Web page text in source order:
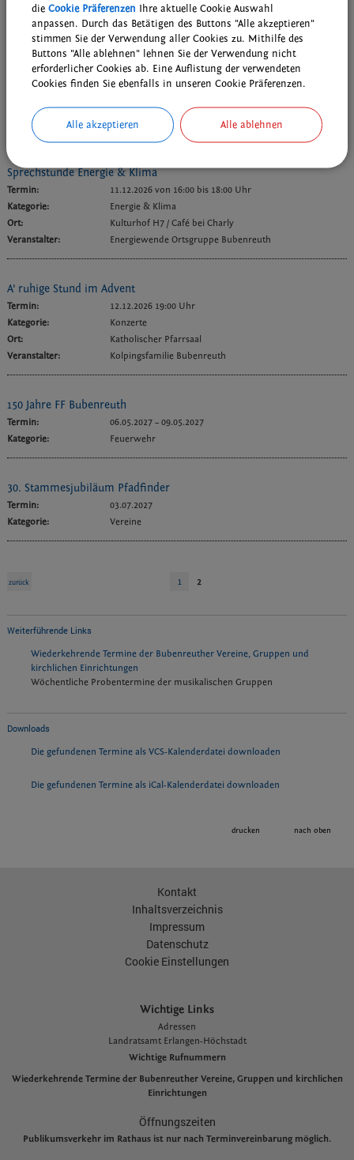
Veranstalter:
Musikverein Bubenreuth
Adventskonzert
Termin:
06.12.2026 17:00 Uhr
Kategorie:
Konzerte
Katholische Pfarrkirche Maria Heimsuchung
Veranstalter:
Egerländer Heimatchor
Sprechstunde Energie & Klima
Termin: 11.12.2026 von 16:00 bis 18:00 Uhr
Kategorie:
Energie & Klima
Ort:
Kulturhof H7 / Café bei Charly
Veranstalter:
Energiewende Ortsgruppe Bubenreuth
A' ruhige Stund im Advent
Termin:
12.12.2026 19:00 Uhr
Kategorie:
Konzerte
Ort:
Katholischer Pfarrsaal
Veranstalter:
Kolpingsfamilie Bubenreuth
150 Jahre FF Bubenreuth
Termin: 06.05.2027 – 09.05.2027
Kategorie:
Feuerwehr
30. Stammesjubiläum Pfadfinder
Termin:
03.07.2027
Kategorie:
Vereine
zurück 1 2
Weiterführende Links
Wiederkehrende Termine der Bubenreuther Vereine, Gruppen und
kirchlichen Einrichtungen
Wöchentliche Probentermine der musikalischen Gruppen
Downloads
Die gefundenen Termine als VCS-Kalenderdatei downloaden
Die gefundenen Termine als iCal-Kalenderdatei downloaden
drucken nach oben
Kontakt
Inhaltsverzeichnis
Impressum
Datenschutz
Cookie Einstellungen
Wichtige Links
Adressen
Landratsamt Erlangen-Höchstadt
Wichtige Rufnummern
Wiederkehrende Termine der Bubenreuther Vereine, Gruppen und kirchlichen
Einrichtungen
Öffnungszeiten
Publikumsverkehr im Rathaus ist nur nach Terminvereinbarung möglich.
die Cookie Präferenzen Ihre aktuelle Cookie Auswahl
anpassen. Durch das Betätigen des Buttons "Alle akzeptieren"
stimmen Sie der Verwendung aller Cookies zu. Mithilfe des
Buttons "Alle ablehnen" lehnen Sie der Verwendung nicht
erforderlicher Cookies ab. Eine Auflistung der verwendeten
Cookies finden Sie ebenfalls in unseren Cookie Präferenzen.
Alle akzeptieren Alle ablehnen